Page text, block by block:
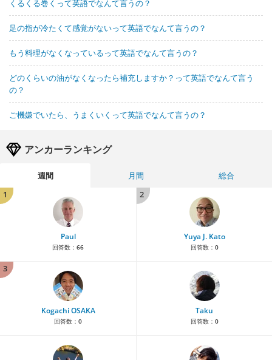
くるくる巻くって英語でなんて言うの？
足の指が冷たくて感覚がないって英語でなんて言うの？
もう料理がなくなっているって英語でなんて言うの？
どのくらいの油がなくなったら補充しますか？って英語でなんて言う
の？
ご機嫌でいたら、うまくいくって英語でなんて言うの？
アンカーランキング
週間 月間
総合
1
Paul
回答数： 66
2
Yuya J. Kato
回答数： 0
3
Kogachi OSAKA
回答数： 0
Taku
回答数： 0